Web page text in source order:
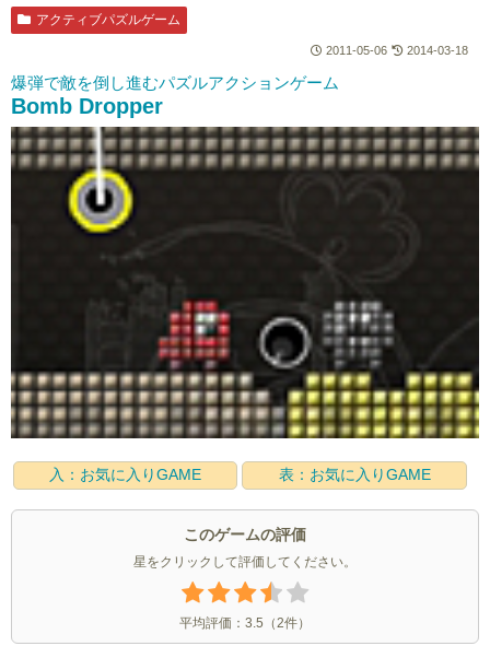
アクティブパズルゲーム
2011-05-06 2014-03-18
爆弾で敵を倒し進むパズルアクションゲーム
Bomb Dropper
入：お気に入りGAME 表：お気に入りGAME
このゲームの評価
星をクリックして評価してください。
平均評価： 3.5 （2件）